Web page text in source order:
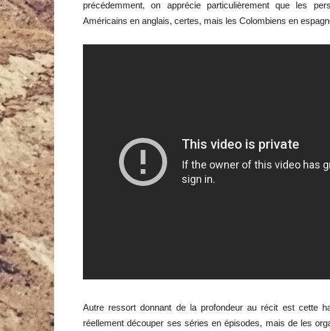
précédemment, on apprécie particulièrement que les
Américains en anglais, certes, mais les Colombiens en
Autre ressort donnant de la profondeur au récit est cette
réellement découper ses séries en épisodes, mais de les